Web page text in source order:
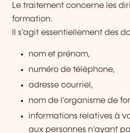
Le traitement concerne les
formation.
Il s’agit essentiellement des
nom et prénom,
numéro de téléphone,
adresse courriel,
nom de l’organisme de
informations relatives à
aux personnes n’ayant